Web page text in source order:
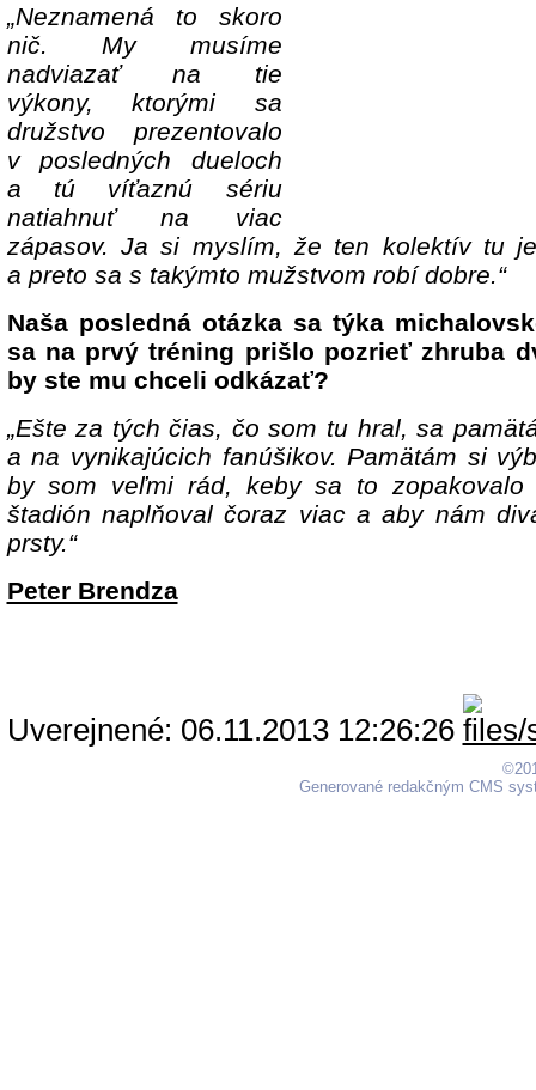
„Neznamená to skoro
nič. My musíme
nadviazať na tie
výkony, ktorými sa
družstvo prezentovalo
v posledných dueloch
a tú víťaznú sériu
natiahnuť na viac
zápasov. Ja si myslím, že ten kolektív tu
a preto sa s takýmto mužstvom robí dobre.“
Naša posledná otázka sa týka
sa na prvý tréning prišlo pozrieť zhruba
by ste mu chceli odkázať?
„Ešte za tých čias, čo som tu hral, sa
a na vynikajúcich fanúšikov. Pamätám si
by som veľmi rád, keby sa to
štadión naplňoval čoraz viac a aby nám
prsty.“
Peter Brendza
Uverejnené: 06.11.2013 12:26:26
Generované redakčným CMS